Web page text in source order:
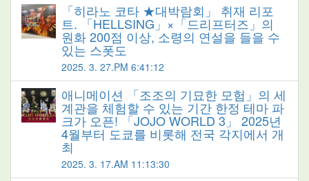
「히라노 코타 ★대박람회」 취재 리포
트. 「HELLSING」×「드리프터즈」의
원화 200점 이상, 소령의 연설을 들을 수
있는 스폿도
2025. 3. 27.PM 6:41:12
애니메이션 「조조의 기묘한 모험」의 세
계관을 체험할 수 있는 기간 한정 테마 파
크가 오픈! 「JOJO WORLD 3」 2025년
4월부터 도쿄를 비롯해 전국 각지에서 개
최
2025. 3. 17.AM 11:13:30